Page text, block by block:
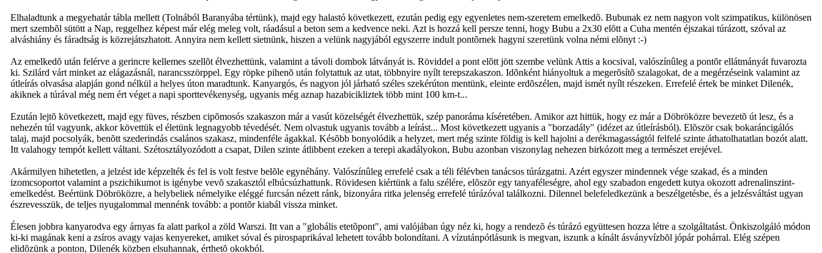
Elhaladtunk a megyehatár tábla mellett (Tolnából Baranyába tértünk), majd egy halastó következett, ezután pedig egy egyenletes nem-szeretem emelkedõ. Bubunak ez nem nagyon volt szimpatikus, különösen
mert szembõl sütött a Nap, reggelhez képest már elég meleg volt, ráadásul a beton sem a kedvence neki. Azt is hozzá kell persze tenni, hogy Bubu a 2x30 elõtt a Cuha mentén éjszakai túrázott, szóval az
alváshiány és fáradtság is közrejátszhatott. Annyira nem kellett sietnünk, hiszen a velünk nagyjából egyszerre indult pontõrnek hagyni szeretünk volna némi elõnyt :-)
Az emelkedõ után felérve a gerincre kellemes szellõt élvezhettünk, valamint a távoli dombok látványát is. Röviddel a pont elõtt jött szembe velünk Attis a kocsival, valószínûleg a pontõr ellátmányát fuvarozta
ki. Szilárd várt minket az elágazásnál, narancsszörppel. Egy röpke pihenõ után folytattuk az utat, többnyire nyílt terepszakaszon. Idõnként hiányoltuk a megerõsítõ szalagokat, de a megérzéseink valamint az
útleírás olvasása alapján gond nélkül a helyes úton maradtunk. Kanyargós, és nagyon jól járható széles szekérúton mentünk, eleinte erdõszélen, majd ismét nyílt részeken. Errefelé értek be minket Dilenék,
akiknek a túrával még nem ért véget a napi sporttevékenység, ugyanis még aznap hazabicikliztek több mint 100 km-t...
Ezután lejtõ következett, majd egy füves, részben cipõmosós szakaszon már a vasút közelségét élvezhettük, szép panoráma kíséretében. Amikor azt hittük, hogy ez már a Döbröközre bevezetõ út lesz, és a
nehezén túl vagyunk, akkor követtük el életünk legnagyobb tévedését. Nem olvastuk ugyanis tovább a leírást... Most következett ugyanis a "borzadály" (idézet az útleírásból). Elõször csak bokaráncigálós
talaj, majd pocsolyák, benõtt szederindás csalános szakasz, mindenféle ágakkal. Késõbb bonyolódik a helyzet, mert még szinte földig is kell hajolni a derékmagasságtól felfelé szinte áthatolhatatlan bozót alatt.
Itt valahogy tempót kellett váltani. Szétosztályozódott a csapat, Dilen szinte átlibbent ezeken a terepi akadályokon, Bubu azonban viszonylag nehezen birkózott meg a természet erejével.
Akármilyen hihetetlen, a jelzést ide képzelték és fel is volt festve belõle egynéhány. Valószínûleg errefelé csak a téli félévben tanácsos túrázgatni. Azért egyszer mindennek vége szakad, és a minden
izomcsoportot valamint a pszichikumot is igénybe vevõ szakasztól elbúcsúzhattunk. Rövidesen kiértünk a falu szélére, elõször egy tanyaféleségre, ahol egy szabadon engedett kutya okozott adrenalinszint-
emelkedést. Beértünk Döbröközre, a helybeliek némelyike eléggé furcsán nézett ránk, bizonyára ritka jelenség errefelé túrázóval találkozni. Dilennel belefeledkezünk a beszélgetésbe, és a jelzésváltást ugyan
észrevesszük, de teljes nyugalommal mennénk tovább: a pontõr kiabál vissza minket.
Élesen jobbra kanyarodva egy árnyas fa alatt parkol a zöld Warszi. Itt van a "globális etetõpont", ami valójában úgy néz ki, hogy a rendezõ és túrázó együttesen hozza létre a szolgáltatást. Önkiszolgáló módon
ki-ki magának keni a zsíros avagy vajas kenyereket, amiket sóval és pirospaprikával lehetett tovább bolondítani. A vízutánpótlásunk is megvan, iszunk a kínált ásványvízbõl jópár pohárral. Elég szépen
elidõzünk a ponton, Dilenék közben elsuhannak, érthetõ okokból.